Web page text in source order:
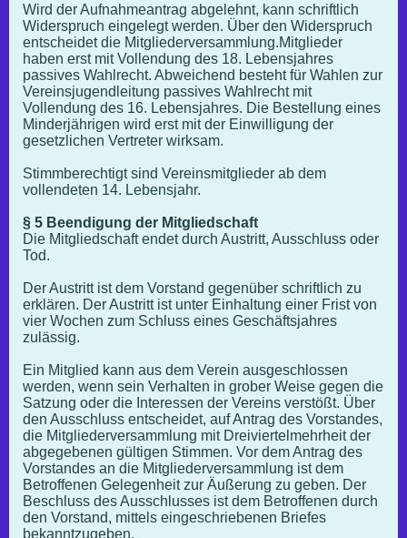
Wird der Aufnahmeantrag abgelehnt, kann schriftlich
Widerspruch eingelegt werden. Über den Widerspruch
entscheidet die Mitgliederversammlung.Mitglieder
haben erst mit Vollendung des 18. Lebensjahres
passives Wahlrecht. Abweichend besteht für Wahlen zur
Vereinsjugendleitung passives Wahlrecht mit
Vollendung des 16. Lebensjahres. Die Bestellung eines
Minderjährigen wird erst mit der Einwilligung der
gesetzlichen Vertreter wirksam.
Stimmberechtigt sind Vereinsmitglieder ab dem
vollendeten 14. Lebensjahr.
§ 5 Beendigung der Mitgliedschaft
Die Mitgliedschaft endet durch Austritt, Ausschluss oder
Tod.
Der Austritt ist dem Vorstand gegenüber schriftlich zu
erklären. Der Austritt ist unter Einhaltung einer Frist von
vier Wochen zum Schluss eines Geschäftsjahres
zulässig.
Ein Mitglied kann aus dem Verein ausgeschlossen
werden, wenn sein Verhalten in grober Weise gegen die
Satzung oder die Interessen der Vereins verstößt. Über
den Ausschluss entscheidet, auf Antrag des Vorstandes,
die Mitgliederversammlung mit Dreiviertelmehrheit der
abgegebenen gültigen Stimmen. Vor dem Antrag des
Vorstandes an die Mitgliederversammlung ist dem
Betroffenen Gelegenheit zur Äußerung zu geben. Der
Beschluss des Ausschlusses ist dem Betroffenen durch
den Vorstand, mittels eingeschriebenen Briefes
bekanntzugeben.